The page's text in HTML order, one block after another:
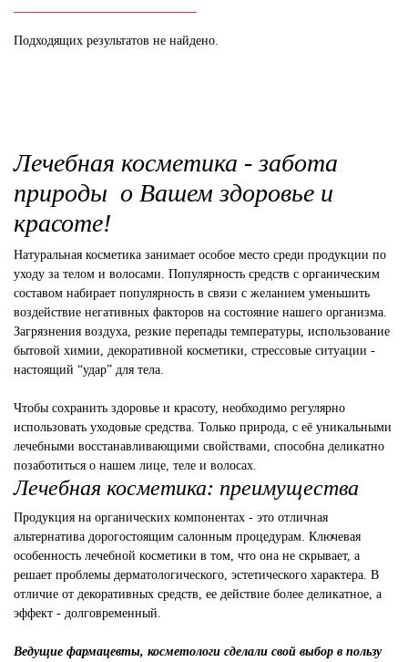
Подходящих результатов не найдено.
Лечебная косметика - забота
природы о Вашем здоровье и
красоте!
Натуральная косметика занимает особое место среди продукции по
уходу за телом и волосами. Популярность средств с органическим
составом набирает популярность в связи с желанием уменьшить
воздействие негативных факторов на состояние нашего организма.
Загрязнения воздуха, резкие перепады температуры, использование
бытовой химии, декоративной косметики, стрессовые ситуации -
настоящий “удар” для тела.
Чтобы сохранить здоровье и красоту, необходимо регулярно
использовать уходовые средства. Только природа, с её уникальными
лечебными восстанавливающими свойствами, способна деликатно
позаботиться о нашем лице, теле и волосах.
Лечебная косметика: преимущества
Продукция на органических компонентах - это отличная
альтернатива дорогостоящим салонным процедурам. Ключевая
особенность лечебной косметики в том, что она не скрывает, а
решает проблемы дерматологического, эстетического характера. В
отличие от декоративных средств, ее действие более деликатное, а
эффект - долговременный.
Ведущие фармацевты, косметологи сделали свой выбор в пользу